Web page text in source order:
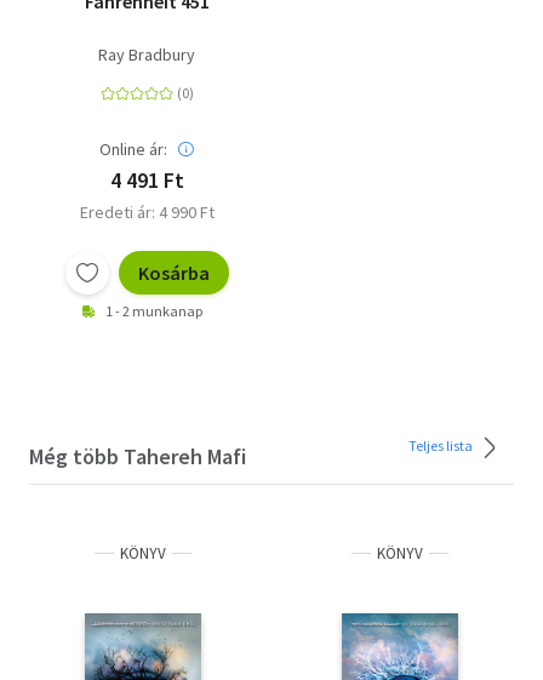
Ray Bradbury
Online ár:
4 491 Ft
Eredeti ár: 4 990 Ft
Kosárba
1 - 2 munkanap
Még több Tahereh Mafi Teljes lista
KÖNYV KÖNYV